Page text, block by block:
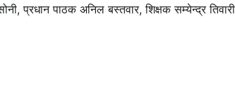
प्रधान पाठक अनिल बस्तवार, शिक्षक सम्‍येन्‍द्र